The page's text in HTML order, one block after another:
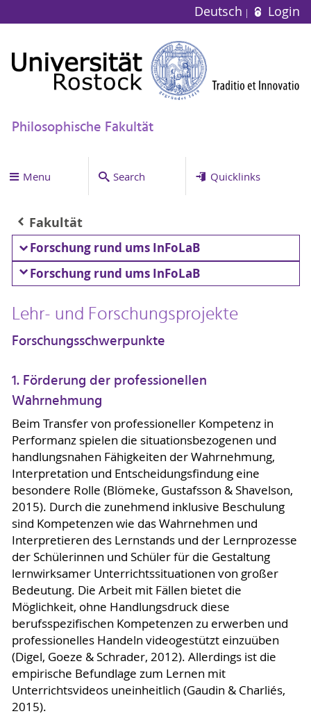
Deutsch Login
Philosophische Fakultät
Menu Search Quicklinks
Fakultät
Forschung rund ums InFoLaB
Forschung rund ums InFoLaB
Lehr- und Forschungsprojekte
Forschungsschwerpunkte
1. Förderung der professionellen
Wahrnehmung
Beim Transfer von professioneller Kompetenz in
Performanz spielen die situationsbezogenen und
handlungsnahen Fähigkeiten der Wahrnehmung,
Interpretation und Entscheidungsfindung eine
besondere Rolle (Blömeke, Gustafsson & Shavelson,
2015). Durch die zunehmend inklusive Beschulung
sind Kompetenzen wie das Wahrnehmen und
Interpretieren des Lernstands und der Lernprozesse
der Schülerinnen und Schüler für die Gestaltung
lernwirksamer Unterrichtssituationen von großer
Bedeutung. Die Arbeit mit Fällen bietet die
Möglichkeit, ohne Handlungsdruck diese
berufsspezifischen Kompetenzen zu erwerben und
professionelles Handeln videogestützt einzuüben
(Digel, Goeze & Schrader, 2012). Allerdings ist die
empirische Befundlage zum Lernen mit
Unterrichtsvideos uneinheitlich (Gaudin & Charliés,
2015).